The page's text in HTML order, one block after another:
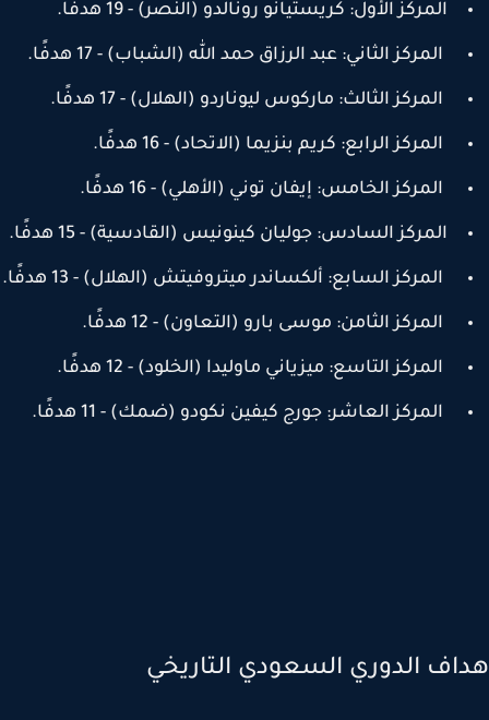
المركز الأول: كريستيانو رونالدو (النصر) - 19 هدفًا.
المركز الثاني: عبد الرزاق حمد الله (الشباب) - 17 هدفًا.
المركز الثالث: ماركوس ليوناردو (الهلال) - 17 هدفًا.
المركز الرابع: كريم بنزيما (الاتحاد) - 16 هدفًا.
المركز الخامس: إيفان توني (الأهلي) - 16 هدفًا.
المركز السادس: جوليان كينونيس (القادسية) - 15 هدفًا.
المركز السابع: ألكساندر ميتروفيتش (الهلال) - 13 هدفًا.
المركز الثامن: موسى بارو (التعاون) - 12 هدفًا.
المركز التاسع: ميزياني ماوليدا (الخلود) - 12 هدفًا.
المركز العاشر: جورج كيفين نكودو (ضمك) - 11 هدفًا.
الدوري السعودي التاريخي